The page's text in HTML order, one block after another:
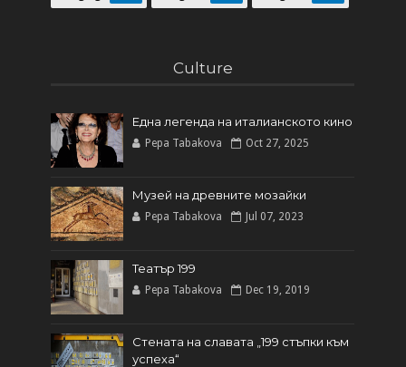
Culture
Една легенда на италианското кинo
Pepa Tabakova Oct 27, 2025
Музей на древните мозайки
Pepa Tabakova Jul 07, 2023
Театър 199
Pepa Tabakova Dec 19, 2019
Стената на славата „199 стъпки към
успеха“